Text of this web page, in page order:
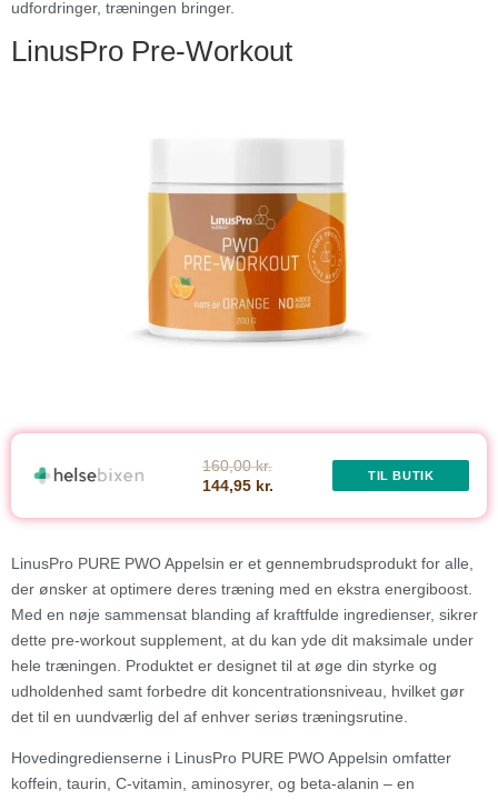
udfordringer, træningen bringer.
LinusPro Pre-Workout
160,00 kr.
144,95 kr.
TIL BUTIK
LinusPro PURE PWO Appelsin er et gennembrudsprodukt for alle,
der ønsker at optimere deres træning med en ekstra energiboost.
Med en nøje sammensat blanding af kraftfulde ingredienser, sikrer
dette pre-workout supplement, at du kan yde dit maksimale under
hele træningen. Produktet er designet til at øge din styrke og
udholdenhed samt forbedre dit koncentrationsniveau, hvilket gør
det til en uundværlig del af enhver seriøs træningsrutine.
Hovedingredienserne i LinusPro PURE PWO Appelsin omfatter
koffein, taurin, C-vitamin, aminosyrer, og beta-alanin – en